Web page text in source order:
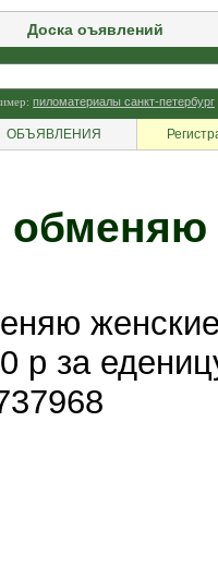
Доска оъявлений
пиломатериалы санкт-петербург
ОБЪЯВЛЕНИЯ
р за